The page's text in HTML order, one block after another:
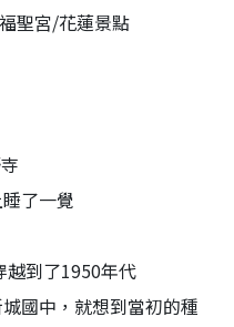
聖宮/花蓮景點
了一覺
越到了1950年代
國中，就想到當初的種